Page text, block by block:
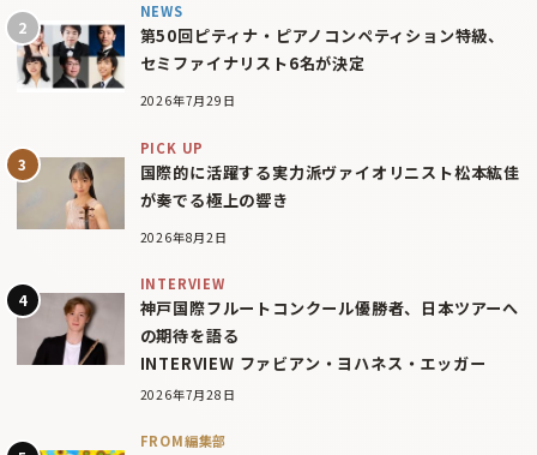
NEWS
第50回ピティナ・ピアノコンペティション特級、
セミファイナリスト6名が決定
2026年7月29日
PICK UP
国際的に活躍する実力派ヴァイオリニスト松本紘佳
が奏でる極上の響き
2026年8月2日
INTERVIEW
神戸国際フルートコンクール優勝者、日本ツアーへ
の期待を語る
INTERVIEW ファビアン・ヨハネス・エッガー
2026年7月28日
FROM編集部